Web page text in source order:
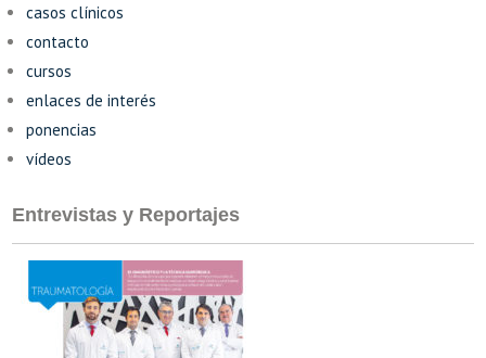
casos clínicos
contacto
cursos
enlaces de interés
ponencias
vídeos
Entrevistas y Reportajes